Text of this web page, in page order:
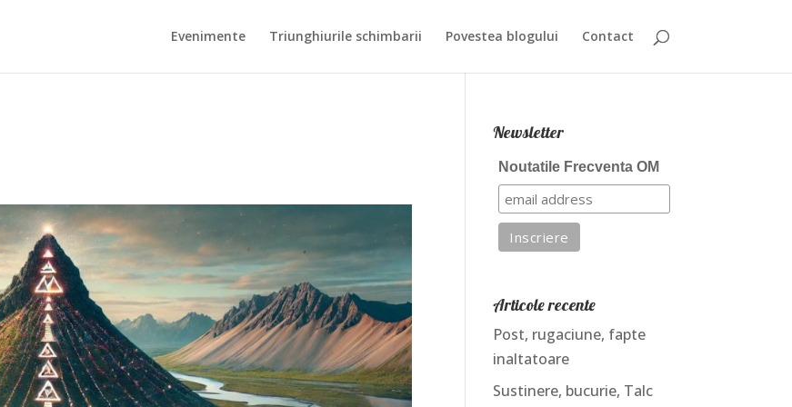
Evenimente Triunghiurile schimbarii Povestea blogului Contact
Newsletter
Noutatile Frecventa OM
Articole recente
Post, rugaciune, fapte
inaltatoare
Sustinere, bucurie, Talc